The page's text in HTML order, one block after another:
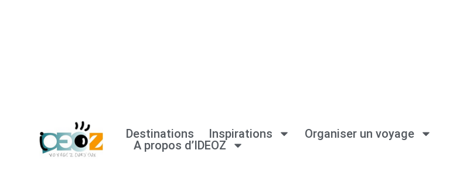
Destinations Inspirations
Organiser un voyage
A propos d’IDEOZ